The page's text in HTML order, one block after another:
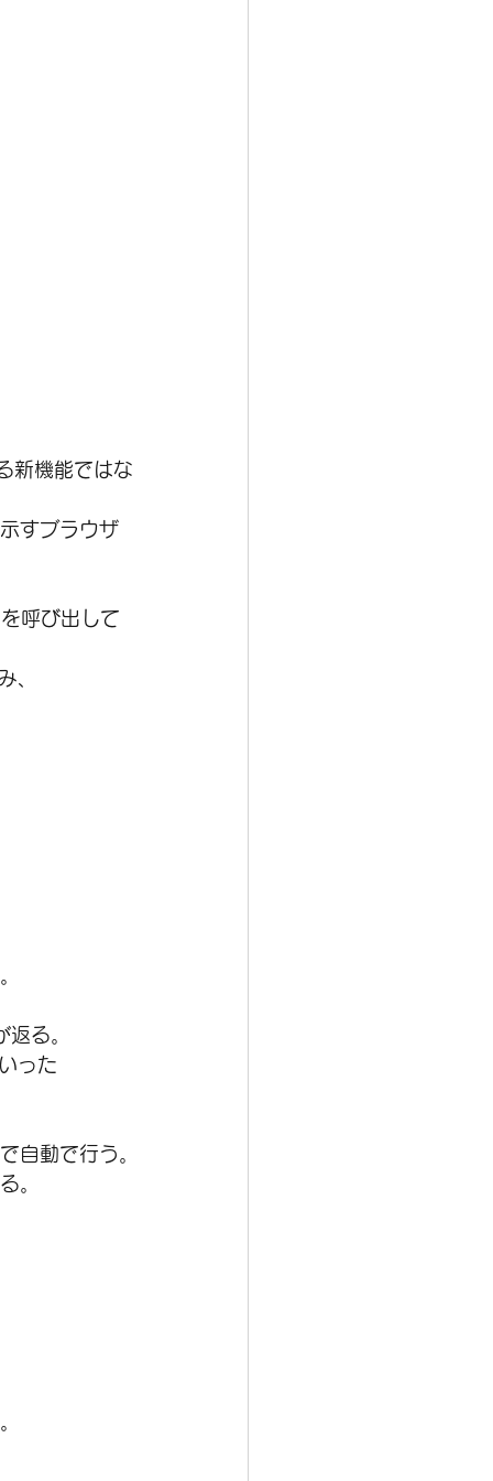
機能ではな
すブラウザ
呼び出して
、
る。
った
自動で行う。
。